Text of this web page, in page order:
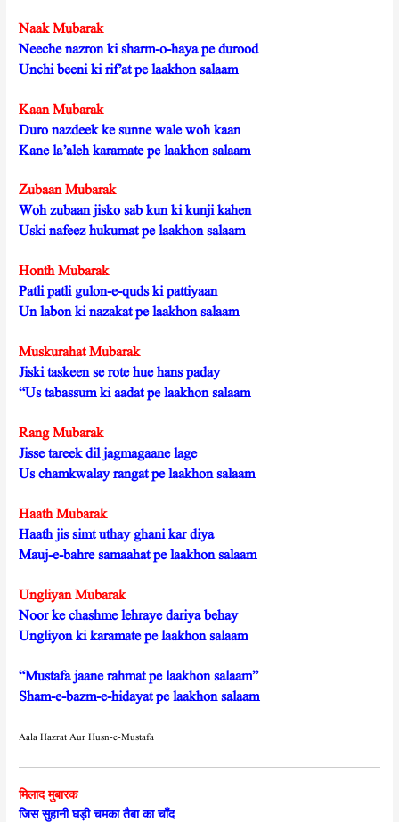
Naak Mubarak
Neeche nazron ki sharm-o-haya pe durood
Unchi beeni ki rif’at pe laakhon salaam
Kaan Mubarak
Duro nazdeek ke sunne wale woh kaan
Kane la’aleh karamate pe laakhon salaam
Zubaan Mubarak
Woh zubaan jisko sab kun ki kunji kahen
Uski nafeez hukumat pe laakhon salaam
Honth Mubarak
Patli patli gulon-e-quds ki pattiyaan
Un labon ki nazakat pe laakhon salaam
Muskurahat Mubarak
Jiski taskeen se rote hue hans paday
“Us tabassum ki aadat pe laakhon salaam
Rang Mubarak
Jisse tareek dil jagmagaane lage
Us chamkwalay rangat pe laakhon salaam
Haath Mubarak
Haath jis simt uthay ghani kar diya
Mauj-e-bahre samaahat pe laakhon salaam
Ungliyan Mubarak
Noor ke chashme lehraye dariya behay
Ungliyon ki karamate pe laakhon salaam
“Mustafa jaane rahmat pe laakhon salaam”
Sham-e-bazm-e-hidayat pe laakhon salaam
Aala Hazrat Aur Husn-e-Mustafa
मिलाद मुबारक
जिस सुहानी घड़ी चमका तैबा का चाँद